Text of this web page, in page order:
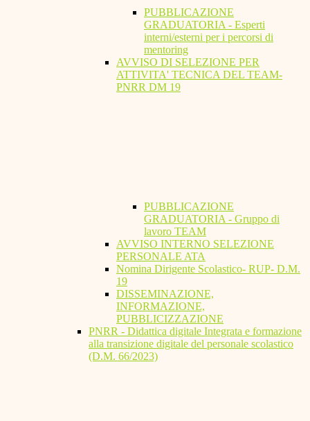
PUBBLICAZIONE
GRADUATORIA - Esperti
interni/esterni per i percorsi di
mentoring
AVVISO DI SELEZIONE PER
ATTIVITA' TECNICA DEL TEAM-
PNRR DM 19
PUBBLICAZIONE
GRADUATORIA - Gruppo di
lavoro TEAM
AVVISO INTERNO SELEZIONE
PERSONALE ATA
Nomina Dirigente Scolastico- RUP- D.M.
19
DISSEMINAZIONE,
INFORMAZIONE,
PUBBLICIZZAZIONE
PNRR - Didattica digitale Integrata e formazione
alla transizione digitale del personale scolastico
(D.M. 66/2023)